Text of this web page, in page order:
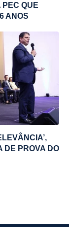
QUE
ANOS
DE PROVA DO